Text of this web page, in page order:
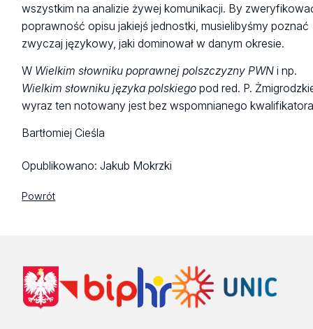
wszystkim na analizie żywej komunikacji. By
poprawność opisu jakiejś jednostki, musielibyśmy poznać
zwyczaj językowy, jaki dominował w danym okresie.
W Wielkim słowniku poprawnej polszczyzny PWN i np.
Wielkim słowniku języka polskiego pod red. P.
wyraz ten notowany jest bez wspomnianego
Bartłomiej Cieśla
Opublikowano:Jakub Mokrzki
Powrót